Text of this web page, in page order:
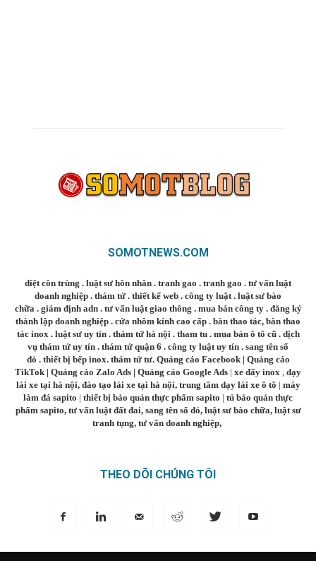
SOMOTNEWS.COM
diệt côn trùng . luật sư hôn nhân . tranh gao . tranh gao . tư vấn luật
doanh nghiệp . thám tử . thiết kế web . công ty luật . luật sư bào
chữa . giám định adn. tư vấn luật giao thông . mua bán công ty. đăng ký
thành lập doanh nghiệp . cửa nhôm kính cao cấp . bàn thao tác, bàn thao
tác inox . luật sư uy tín. thám tử hà nội . tham tu. mua bán ô tô cũ. dịch
vụ thám tử uy tín . thám tử quận 6 . công ty luật uy tín . sang tên sổ
đỏ . thiết bị bếp inox. thám tử tư. Quảng cáo Facebook| Quảng cáo
TikTok | Quảng cáo Zalo Ads | Quảng cáo Google Ads | xe đẩy inox
dạy
lái xe tại hà nội, đào tạo lái xe tại hà nội, trung tâm dạy lái xe ô tô | máy
làm đá sapito | thiết bị bảo quản thực phẩm sapito | tủ bảo quản thực
phẩm sapito, tư vấn luật đất đai, sang tên sổ đỏ, luật sư bào chữa, luật sư
tranh tụng, tư vấn doanh nghiệp,
THEO DÕI CHÚNG TÔI